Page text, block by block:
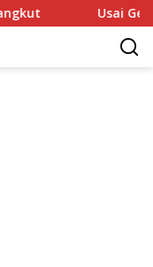
‎Usai Gelar Perkara